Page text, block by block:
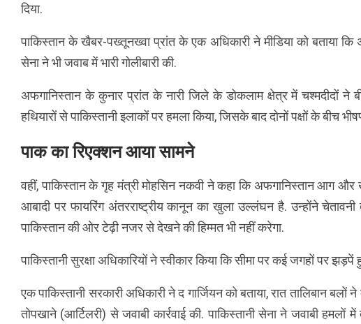
दिया.
पाकिस्तान के खैबर-पख्तूनख्वा प्रांत के एक अधिकारी ने मीडिया को बताया
सेना ने भी जवाब में भारी गोलीबारी की.
अफगानिस्तान के कुनार प्रांत के नारी जिले के डोकलाम क्षेत्र में चश्मदीदों ने
हथियारों से पाकिस्तानी इलाकों पर हमला किया, जिसके बाद दोनों पक्षों के बीच
पाक का रिएक्शन आया सामने
वहीं, पाकिस्तान के गृह मंत्री मोहसिन नकवी ने कहा कि अफगानिस्तान
आबादी पर फायरिंग अंतरराष्ट्रीय कानून का खुला उल्लंघन है. उन्होंने चेतावनी
पाकिस्तान की ओर टेढ़ी नजर से देखने की हिम्मत भी नहीं करेगा.
पाकिस्तानी सुरक्षा अधिकारियों ने स्वीकार किया कि सीमा पर कई जगहों पर झड़पें
एक पाकिस्तानी सरकारी अधिकारी ने द गार्जियन को बताया, रात तालिबान
तोपखाने (आर्टिलरी) से जवाबी कार्रवाई की. पाकिस्तानी सेना ने जवाबी